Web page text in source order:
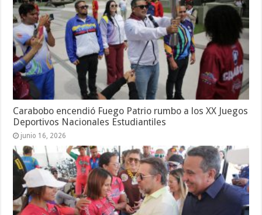
Carabobo encendió Fuego Patrio rumbo a los XX Juegos
Deportivos Nacionales Estudiantiles
junio 16, 2026